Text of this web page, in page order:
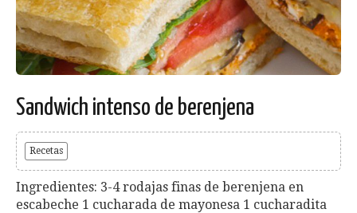
Sandwich intenso de berenjena
Recetas
Ingredientes: 3-4 rodajas finas de berenjena en
escabeche 1 cucharada de mayonesa 1 cucharadita